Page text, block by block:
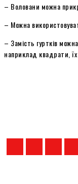
– Воловани можна
– Можна
– Замість гуртків
наприклад квадрати,